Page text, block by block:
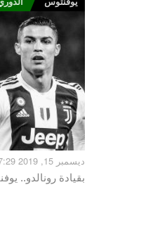
ديسمبر 15, 2019 7:29 م
بقيادة رونالدو..